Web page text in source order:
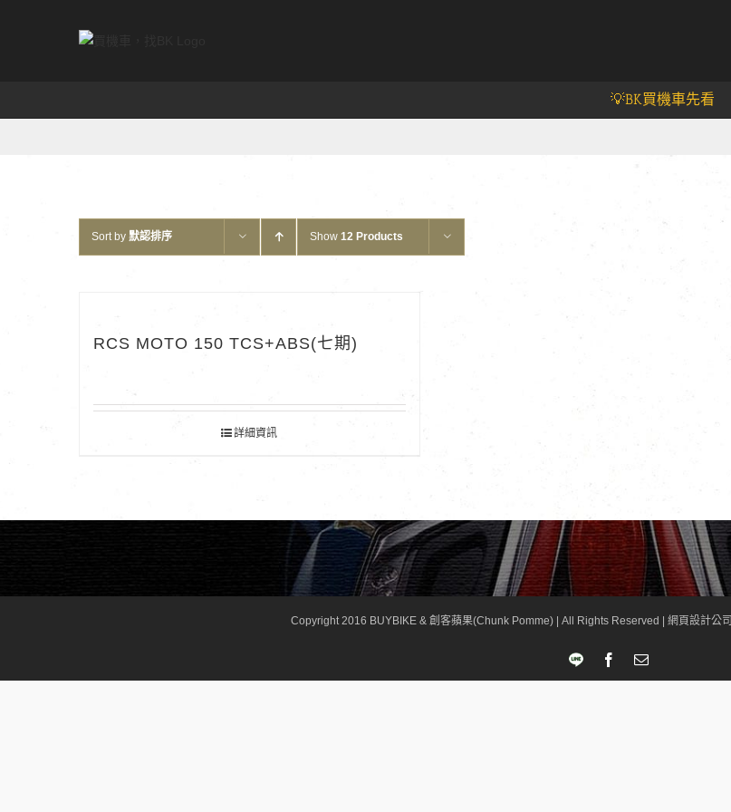
💡BK買機車先看
Sort by 默認排序 Show 12 Products
RCS MOTO 150 TCS+ABS(七期)
詳細資訊
Copyright 2016 BUYBIKE & 創客蘋果(Chunk Pomme) | All Rights Reserved | 網頁設計公司
LINE FacebookEmail: